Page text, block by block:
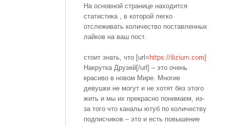
На основной странице находится
статистика , в которой легко
отслеживать количество поставленных
лайков на ваш пост.
стоит знать, что [url= https://ilizium.com]
Накрутка Друзей[/url] – это очень
красиво в новом Мире. Многие
девушки не могут и не хотят без этого
жить и мы их прекрасно понимаем, из-
за того что каналы ютуб по количеству
подписчиков – это и есть повышение